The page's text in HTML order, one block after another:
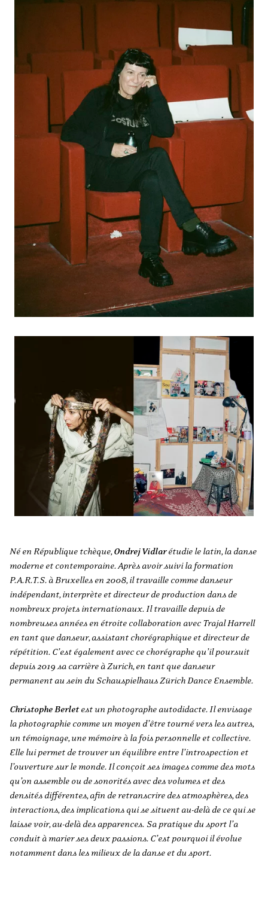
Né en République tchèque,Ondrej Vidlarétudie le latin, la danse
moderne et contemporaine. Après avoir suivi la formation
P.A.R.T.S. à Bruxelles en 2008, il travaille comme danseur
indépendant, interprète et directeur de production dans de
nombreux projets internationaux. Il travaille depuis de
nombreuses années en étroite collaboration avec Trajal Harrell
en tant que danseur, assistant chorégraphique et directeur de
répétition. C’est également avec ce chorégraphe qu’il poursuit
depuis 2019 sa carrière à Zurich, en tant que danseur
permanent au sein du Schauspielhaus Zürich Dance Ensemble.
Christophe Berlet est un photographe autodidacte. Il envisage
la photographie comme un moyen d’être tourné vers les autres,
un témoignage, une mémoire à la fois personnelle et collective.
Elle lui permet de trouver un équilibre entre l’introspection et
l’ouverture sur le monde.Il conçoit ses images comme des mots
qu’on assemble ou de sonorités avec des volumes et des
densités différentes, afin de retranscrire des atmosphères, des
interactions, des implications qui se situent au-delà de ce qui se
laisse voir, au-delà des apparences. Sa pratique du sport l’a
conduit à marier ses deux passions. C’est pourquoi il évolue
notamment dans les milieux de la danse et du sport.